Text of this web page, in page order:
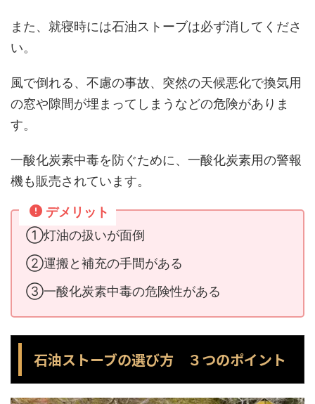
また、就寝時には石油ストーブは必ず消してくださ
い。
風で倒れる、不慮の事故、突然の天候悪化で換気用
の窓や隙間が埋まってしまうなどの危険がありま
す。
一酸化炭素中毒を防ぐために、一酸化炭素用の警報
機も販売されています。
デメリット
①灯油の扱いが面倒
②運搬と補充の手間がある
③一酸化炭素中毒の危険性がある
石油ストーブの選び方 ３つのポイント